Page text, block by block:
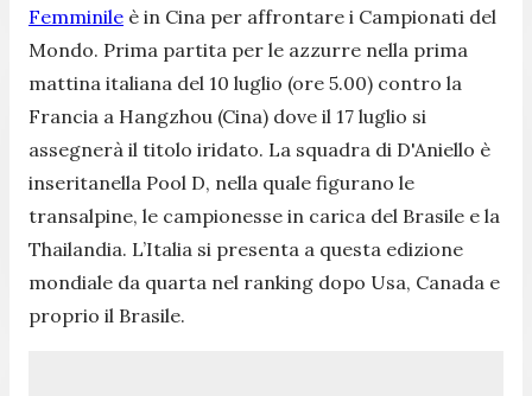
Femminile è in Cina per affrontare i Campionati del
Mondo. Prima partita per le azzurre nella prima
mattina italiana del 10 luglio (ore 5.00) contro la
Francia a Hangzhou (Cina) dove il 17 luglio si
assegnerà il titolo iridato. La squadra di D'Aniello è
inseritanella Pool D, nella quale figurano le
transalpine, le campionesse in carica del Brasile e la
Thailandia. L’Italia si presenta a questa edizione
mondiale da quarta nel ranking dopo Usa, Canada e
proprio il Brasile.